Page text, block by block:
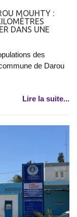
MOUHTY :
DANS UNE
des
de Darou
Lire la suite...